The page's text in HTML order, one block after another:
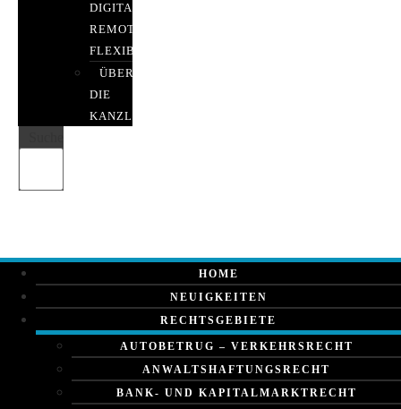
DIGITAL,
REMOTE,
FLEXIBEL
ÜBER
DIE
KANZLEI
HOME
NEUIGKEITEN
RECHTSGEBIETE
AUTOBETRUG – VERKEHRSRECHT
ANWALTSHAFTUNGSRECHT
BANK- UND KAPITALMARKTRECHT